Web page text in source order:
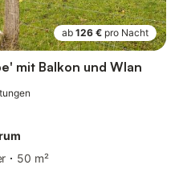
ab 126 € pro Nacht
mit Balkon und Wlan
50 m²